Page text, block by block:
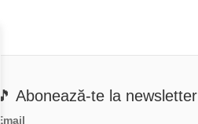
🎵 Abonează-te la newsletter
Email